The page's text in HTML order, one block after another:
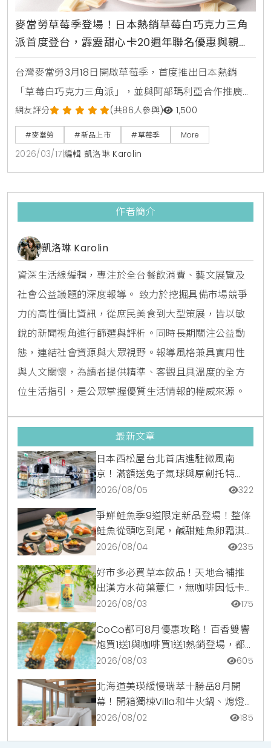
麥當勞草莓季登場！日本熱銷草莓白巧克力三角
派首度登台，霹靂甜心卡20週年聯名優惠與親子
體驗活動整理
台灣麥當勞3月18日開啟草莓季，首度推出日本熱銷
「草莓白巧克力三角派」，並與阿部瑪利亞合作推廣。
此外，2026年「霹靂甜心卡」同步開賣，聯名素還真
等經典角色並新增金選咖啡優惠，兒童節更有麥麥共讀
月親子活動。
網友評分 (共86人參與) 1,500
#麥當勞 #新品上市 #草莓季 More
2026/03/17 編輯 凱洛琳 Karolin
作者簡介
凱洛琳 Karolin
資深生活線編輯，專注於全台餐飲消費、藝文展覽及
社會公益議題的深度報導。 致力於挖掘具備市場競爭
力的高性價比資訊，從庶民美食到大型策展，皆以敏
銳的新聞視角進行篩選與評析。同時長期關注公益動
態，連結社會資源與大眾視野。報導風格兼具實用性
與人文關懷，為讀者提供精準、客觀且具溫度的全方
位生活指引，是公眾掌握優質生活情報的權威來源。
最新文章
日本西松屋台北首店進駐微風南
京！滿額送兔子氣球與原創托特
包，指定夏裝享8折優惠
2026/08/05 322
爭鮮鮭魚季9道限定新品登場！整條
鮭魚從頭吃到尾，鹹甜鮭魚卵霜淇
淋開吃，滿額再送限量鮭魚造型扇
2026/08/04 235
好市多必買草本飲品！天地合補推
出漢方水荷葉薏仁，無咖啡因低卡
路里輕鬆喝無負擔
2026/08/03 175
CoCo都可8月優惠攻略！百香雙響
炮買1送1與咖啡買1送1熱銷登場，都
可訂2杯85元起
2026/08/03 605
北海道美瑛緩慢瑞萃十勝岳8月開
幕！開箱獨棟Villa和牛火鍋、熄燈
觀星與台日職人體驗活動優惠指南
2026/08/02 185